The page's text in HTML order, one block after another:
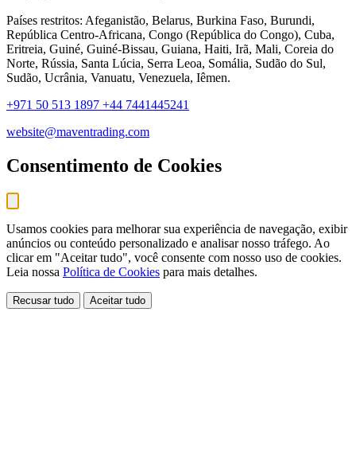
Países restritos: Afeganistão, Belarus, Burkina Faso, Burundi,
República Centro-Africana, Congo (República do Congo), Cuba,
Eritreia, Guiné, Guiné-Bissau, Guiana, Haiti, Irã, Mali, Coreia do
Norte, Rússia, Santa Lúcia, Serra Leoa, Somália, Sudão do Sul,
Sudão, Ucrânia, Vanuatu, Venezuela, Iêmen.
+971 50 513 1897 +44 7441445241
website@maventrading.com
Consentimento de Cookies
Usamos cookies para melhorar sua experiência de navegação, exibir
anúncios ou conteúdo personalizado e analisar nosso tráfego. Ao
clicar em "Aceitar tudo", você consente com nosso uso de cookies.
Leia nossa Política de Cookies para mais detalhes.
Recusar tudo Aceitar tudo